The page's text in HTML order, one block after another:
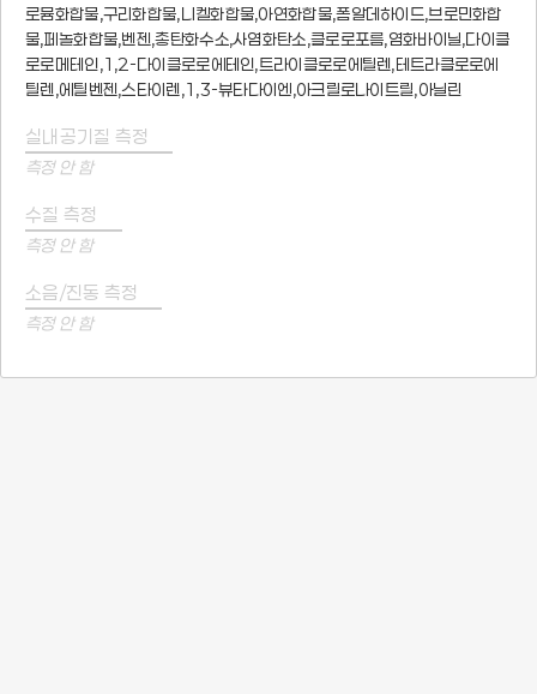
로뮴화합물,구리화합물,니켈화합물,아연화합물,폼알데하이드,브로민화합
물,페놀화합물,벤젠,총탄화수소,사염화탄소,클로로포름,염화바이닐,다이클
로로메테인,1,2-다이클로로에테인,트라이클로로에틸렌,테트라클로로에
틸렌,에틸벤젠,스타이렌,1,3-뷰타다이엔,아크릴로나이트릴,아닐린
실내공기질 측정
측정 안 함
수질 측정
측정 안 함
소음/진동 측정
측정 안 함